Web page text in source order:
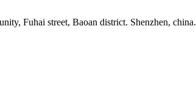
Fuhai street, Baoan district. Shenzhen, china.